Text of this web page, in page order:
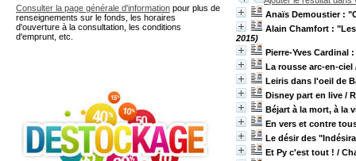
Anaïs Demoustier :
Alain Chamfort :
2015)
Pierre-Yves Cardinal
La rousse arc-en-ciel
Leiris dans l'oeil de
Disney part en live /
Béjart à la mort, à la
En vers et contre
Le désir des
Et Py c'est tout ! /
Consulter la page générale d'information pour plus de
renseignements sur le fonds, les horaires
d'ouverture à la consultation, les conditions
d'emprunt, etc.